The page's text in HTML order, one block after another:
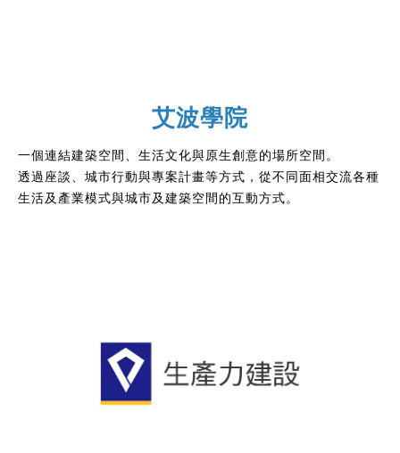
艾波學院
一個連結建築空間、生活文化與原生創意的場所空間。
透過座談、城市行動與專案計畫等方式，從不同面相交流各種
生活及產業模式與城市及建築空間的互動方式。